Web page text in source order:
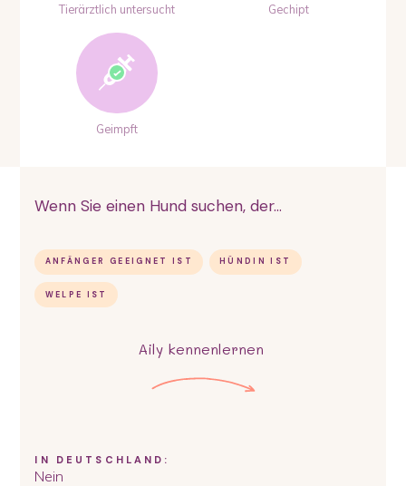
Tierärztlich untersucht Gechipt
Geimpft
Wenn Sie einen Hund suchen, der...
ANFÄNGER GEEIGNET IST HÜNDIN IST
WELPE IST
Aily kennenlernen
IN DEUTSCHLAND:
Nein